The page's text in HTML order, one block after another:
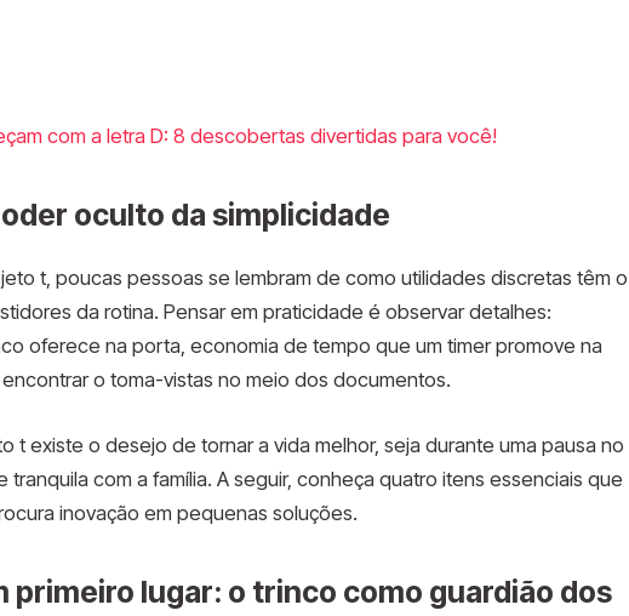
com a letra D: 8 descobertas divertidas para você!
oculto da simplicidade
t, poucas pessoas se lembram de como utilidades discretas têm o
da rotina. Pensar em praticidade é observar detalhes:
oferece na porta, economia de tempo que um timer promove na
o toma-vistas no meio dos documentos.
t existe o desejo de tornar a vida melhor, seja durante uma pausa no
tranquila com a família. A seguir, conheça quatro itens essenciais que
inovação em pequenas soluções.
primeiro lugar: o trinco como guardião dos